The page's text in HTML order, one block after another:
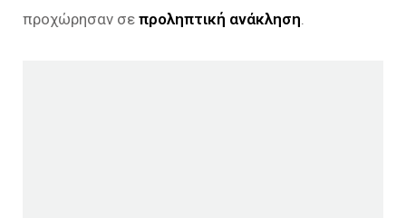
προχώρησαν σε προληπτική ανάκληση.